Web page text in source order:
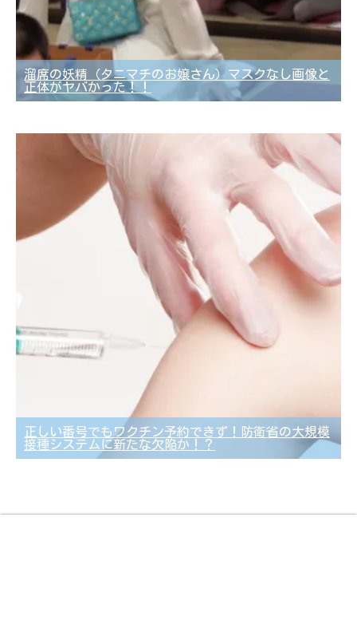
溜席の妖精（タニマチのお嬢さん）マスクなし画像と
正体がヤバかった！！
正しい番号でもワクチン予約できず！防衛省の大規模
接種システムに新たな欠陥か！？